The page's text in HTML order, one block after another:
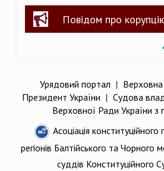
Повідом про
Урядовий портал |
Президент України | Судова
Верховної Ради України з
Асоціація
регіонів Балтійського та Чорного
суддів Конституційного